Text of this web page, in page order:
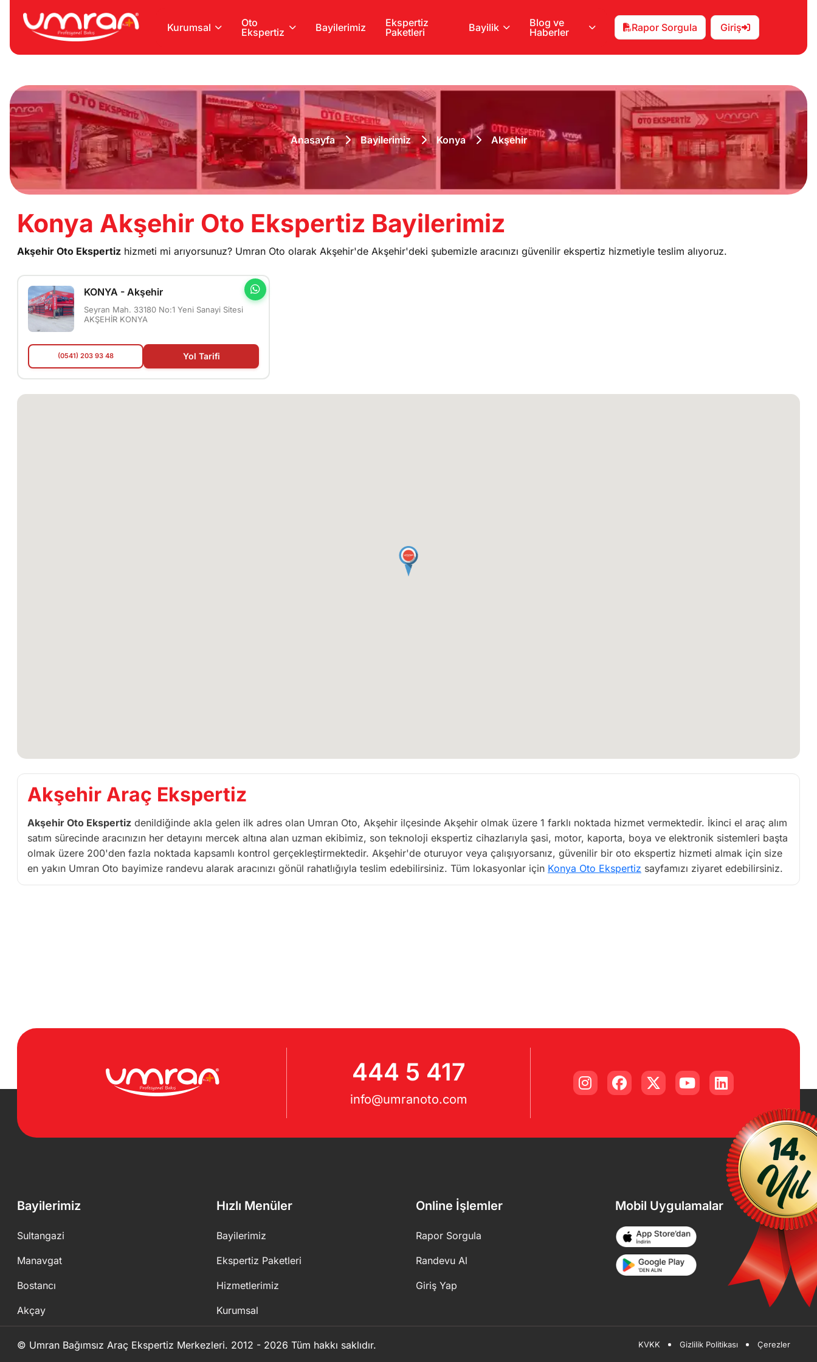
Kurumsal
Oto
Ekspertiz
Bayilerimiz
Ekspertiz
Paketleri
Bayilik
Blog ve
Haberler
Rapor Sorgula Giriş
Anasayfa Bayilerimiz Konya Akşehir
Konya Akşehir Oto Ekspertiz Bayilerimiz
Akşehir Oto Ekspertiz hizmeti mi arıyorsunuz? Umran Oto olarak Akşehir'de Akşehir'deki şubemizle aracınızı güvenilir ekspertiz hizmetiyle teslim alıyoruz.
KONYA - Akşehir
Seyran Mah. 33180 No:1 Yeni Sanayi Sitesi
AKŞEHİR KONYA
(0541) 203 93 48 Yol Tarifi
Akşehir Araç Ekspertiz
Akşehir Oto Ekspertiz denildiğinde akla gelen ilk adres olan Umran Oto, Akşehir ilçesinde Akşehir olmak üzere 1 farklı noktada hizmet vermektedir. İkinci el araç alım
satım sürecinde aracınızın her detayını mercek altına alan uzman ekibimiz, son teknoloji ekspertiz cihazlarıyla şasi, motor, kaporta, boya ve elektronik sistemleri başta
olmak üzere 200'den fazla noktada kapsamlı kontrol gerçekleştirmektedir. Akşehir'de oturuyor veya çalışıyorsanız, güvenilir bir oto ekspertiz hizmeti almak için size
en yakın Umran Oto bayimize randevu alarak aracınızı gönül rahatlığıyla teslim edebilirsiniz. Tüm lokasyonlar için Konya Oto Ekspertiz sayfamızı ziyaret edebilirsiniz.
444 5 417
info@umranoto.com
Bayilerimiz
Sultangazi
Manavgat
Bostancı
Akçay
Hızlı Menüler
Bayilerimiz
Ekspertiz Paketleri
Hizmetlerimiz
Kurumsal
Online İşlemler
Rapor Sorgula
Randevu Al
Giriş Yap
Mobil Uygulamalar
© Umran Bağımsız Araç Ekspertiz Merkezleri. 2012 - 2026 Tüm hakkı saklıdır. KVKK Gizlilik Politikası Çerezler